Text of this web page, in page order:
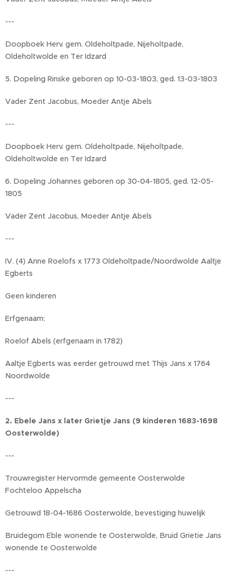
---
Doopboek Herv. gem. Oldeholtpade, Nijeholtpade,
Oldeholtwolde en Ter Idzard
5. Dopeling Rinske geboren op 10-03-1803, ged. 13-03-1803
Vader Zent Jacobus, Moeder Antje Abels
---
Doopboek Herv. gem. Oldeholtpade, Nijeholtpade,
Oldeholtwolde en Ter Idzard
6. Dopeling Johannes geboren op 30-04-1805, ged. 12-05-
1805
Vader Zent Jacobus, Moeder Antje Abels
---
IV. (4) Anne Roelofs x 1773 Oldeholtpade/Noordwolde Aaltje
Egberts
Geen kinderen
Erfgenaam:
Roelof Abels (erfgenaam in 1782)
Aaltje Egberts was eerder getrouwd met Thijs Jans x 1764
Noordwolde
---
2. Ebele Jans x later Grietje Jans (9 kinderen 1683-1698
Oosterwolde)
---
Trouwregister Hervormde gemeente Oosterwolde
Fochteloo Appelscha
Getrouwd 18-04-1686 Oosterwolde, bevestiging huwelijk
Bruidegom Eble wonende te Oosterwolde, Bruid Grietie Jans
wonende te Oosterwolde
---